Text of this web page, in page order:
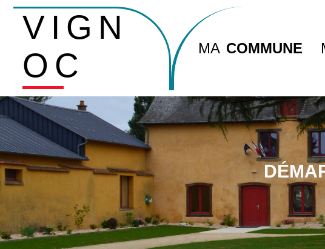
VIGN
OC
MA COMMUNE